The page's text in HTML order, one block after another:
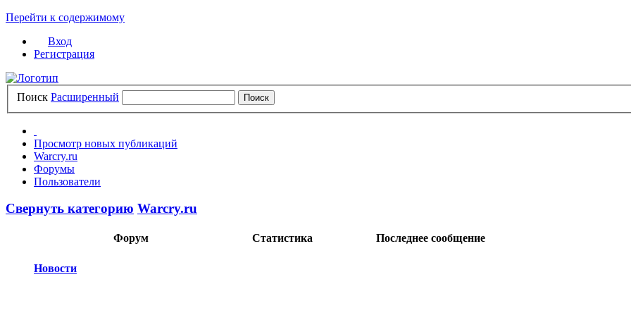
Перейти к содержимому
Вход
Регистрация
Поиск Расширенный
Просмотр новых публикаций
Warcry.ru
Форумы
Пользователи
Свернуть категорию Warcry.ru
Форум Статистика Последнее сообщение
Новости